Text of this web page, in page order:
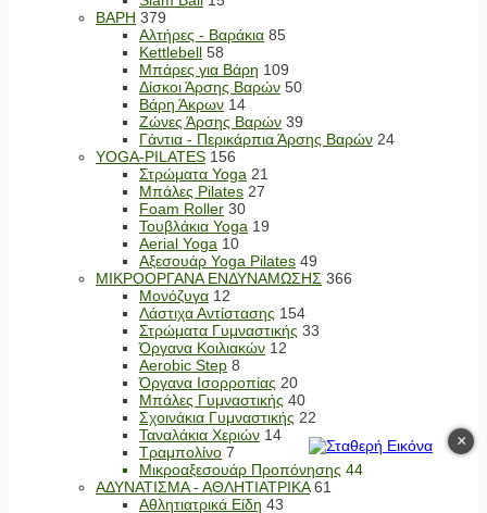
ΒΑΡΗ 379
Αλτήρες - Βαράκια 85
Kettlebell 58
Μπάρες για Βάρη 109
Δίσκοι Άρσης Βαρών 50
Βάρη Άκρων 14
Ζώνες Άρσης Βαρών 39
Γάντια - Περικάρπια Άρσης Βαρών 24
YOGA-PILATES 156
Στρώματα Yoga 21
Μπάλες Pilates 27
Foam Roller 30
Τουβλάκια Yoga 19
Aerial Yoga 10
Αξεσουάρ Yoga Pilates 49
ΜΙΚΡΟΟΡΓΑΝΑ ΕΝΔΥΝΑΜΩΣΗΣ 366
Μονόζυγα 12
Λάστιχα Αντίστασης 154
Στρώματα Γυμναστικής 33
Όργανα Κοιλιακών 12
Aerobic Step 8
Όργανα Ισορροπίας 20
Μπάλες Γυμναστικής 40
Σχοινάκια Γυμναστικής 22
Ταναλάκια Χεριών 14
Τραμπολίνο 7
Μικροαξεσουάρ Προπόνησης 44
ΑΔΥΝΑΤΙΣΜΑ - ΑΘΛΗΤΙΑΤΡΙΚΑ 61
Αθλητιατρικά Είδη 43
×